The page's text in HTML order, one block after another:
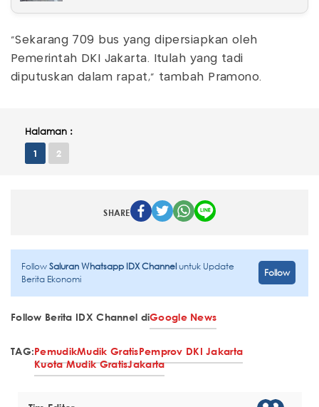
"Sekarang 709 bus yang dipersiapkan oleh
Pemerintah DKI Jakarta. Itulah yang tadi
diputuskan dalam rapat," tambah Pramono.
Halaman :
1 2
SHARE
FollowSaluran Whatsapp IDX Channeluntuk Update
Berita Ekonomi
Follow
Follow Berita IDX Channel diGoogle News
TAG:PemudikMudik GratisPemprov DKI Jakarta
Kuota Mudik GratisJakarta